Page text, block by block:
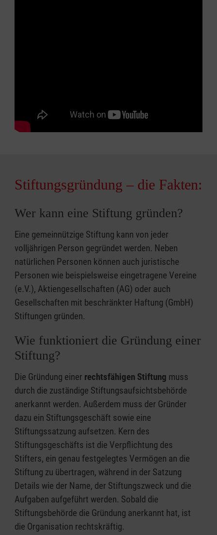
Stiftungsgründung – die Fakten:
Wer kann eine Stiftung gründen?
Eine gemeinnützige Stiftung kann von jeder
volljährigen Person gegründet werden. Neben
natürlichen Personen können auch juristische
Personen wie beispielsweise eingetragene Vereine
(e.V.), Aktiengesellschaften (AG) oder auch
Gesellschaften mit beschränkter Haftung (GmbH)
Stiftungen gründen.
Wie funktioniert die Gründung einer
Stiftung?
Die Gründung einer rechtsfähigen Stiftung muss
durch die zuständige Stiftungsaufsichtsbehörde
anerkannt werden. Außerdem muss der Gründer
dazu ein Stiftungsgeschäft sowie eine
Stiftungssatzung aufsetzen. Kern des
Stiftungsgeschäfts ist die Verpflichtung des
Stifters, ein genau festgelegtes Vermögen an die
Stiftung zu übertragen, während in der Satzung
Details wie der Name, der Stiftungszweck und die
Aufgaben aufgeführt werden. Sobald die
Stiftungsbehörde die Gründung anerkannt hat, ist
die Organisation rechtskräftig.